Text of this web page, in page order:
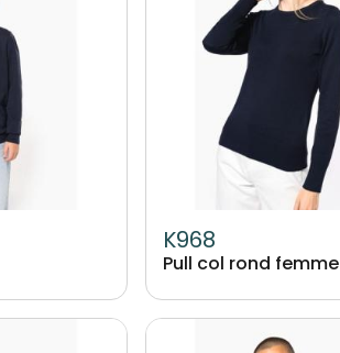
K968
Pull col rond femme
Image